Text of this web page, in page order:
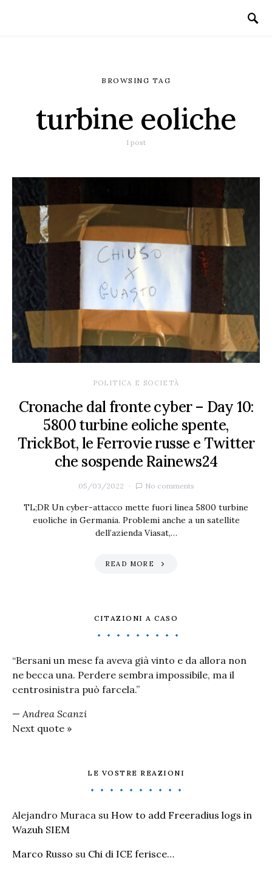
BROWSING TAG
turbine eoliche
1 post
POLITICA E SOCIETÀ
Cronache dal fronte cyber – Day 10:
5800 turbine eoliche spente,
TrickBot, le Ferrovie russe e Twitter
che sospende Rainews24
05/03/2022 No comments
TL;DR Un cyber-attacco mette fuori linea 5800 turbine
euoliche in Germania. Problemi anche a un satellite
dell’azienda Viasat,…
READ MORE
CITAZIONI A CASO
“Bersani un mese fa aveva già vinto e da allora non
ne becca una. Perdere sembra impossibile, ma il
centrosinistra può farcela.”
—Andrea Scanzi
Next quote »
LE VOSTRE REAZIONI
Alejandro Muraca su How to add Freeradius logs in
Wazuh SIEM
Marco Russo su Chi di ICE ferisce…